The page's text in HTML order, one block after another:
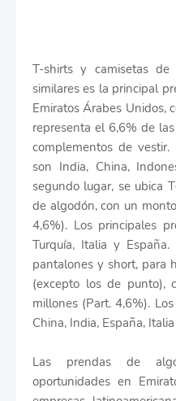
T-shirts y camisetas
similares es la principal
Emiratos Árabes Unidos,
representa el 6,6% de
complementos de vestir.
son India, China,
segundo lugar, se ubica
de algodón, con un
4,6%). Los principales
Turquía, Italia y
pantalones y short, para
(excepto los de punto),
millones (Part. 4,6%).
China, India, España,
Las prendas de
oportunidades en